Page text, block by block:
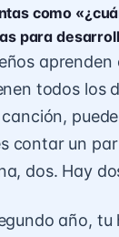
como
para
todos los
contar un
dos. Hay
año,